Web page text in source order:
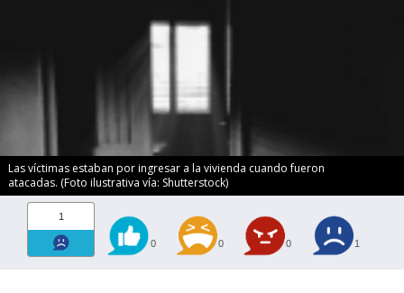
Las víctimas estaban por ingresar a la vivienda cuando fueron
atacadas. (Foto ilustrativa vía: Shutterstock)
1
0 0 0 1